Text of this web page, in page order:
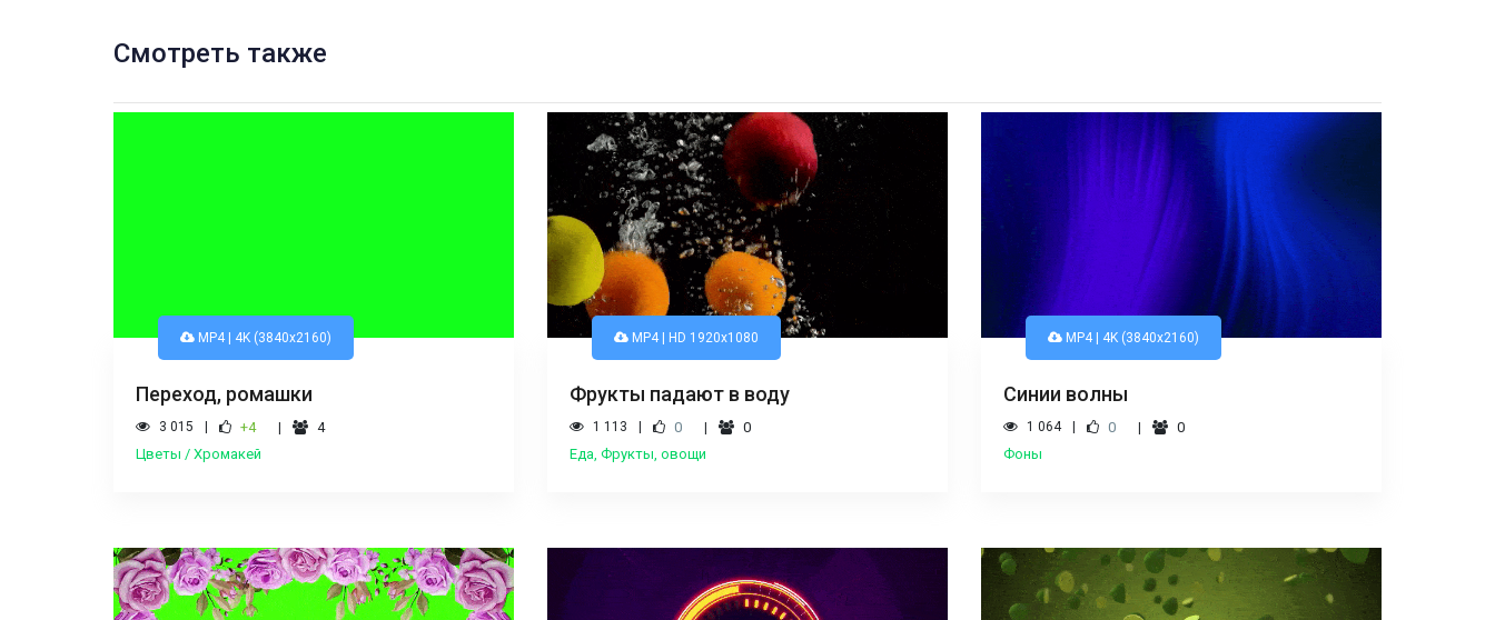
Смотреть также
MP4 | 4K (3840x2160)
Переход, ромашки
3 015 +4
4
Цветы / Хромакей
MP4 | HD 1920x1080
Фрукты падают в воду
1 113 0
0
Еда, Фрукты, овощи
MP4 | 4K (3840x2160)
Синии волны
1 064 0
0
Фоны